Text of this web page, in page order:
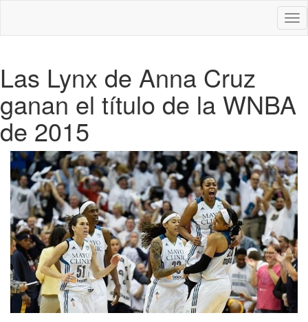
Las Lynx de Anna Cruz
ganan el título de la WNBA
de 2015